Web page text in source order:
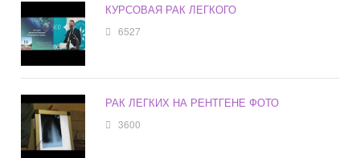
КУРСОВАЯ РАК ЛЕГКОГО
6527
РАК ЛЕГКИХ НА РЕНТГЕНЕ ФОТО
3600